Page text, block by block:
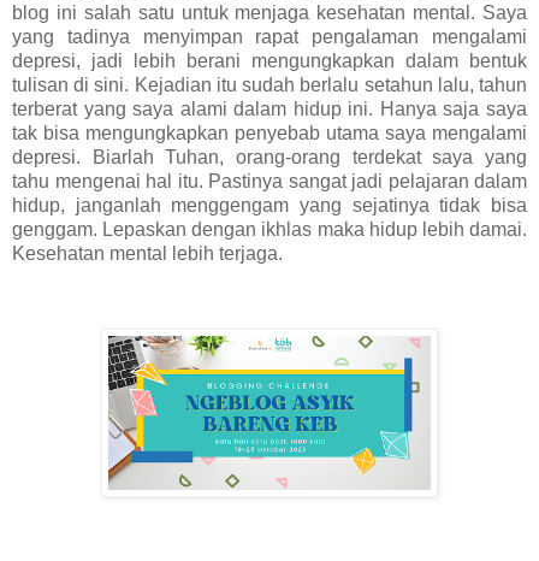
blog ini salah satu untuk menjaga kesehatan mental. Saya
yang tadinya menyimpan rapat pengalaman mengalami
depresi, jadi lebih berani mengungkapkan dalam bentuk
tulisan di sini. Kejadian itu sudah berlalu setahun lalu, tahun
terberat yang saya alami dalam hidup ini. Hanya saja saya
tak bisa mengungkapkan penyebab utama saya mengalami
depresi. Biarlah Tuhan, orang-orang terdekat saya yang
tahu mengenai hal itu. Pastinya sangat jadi pelajaran dalam
hidup, janganlah menggengam yang sejatinya tidak bisa
genggam. Lepaskan dengan ikhlas maka hidup lebih damai.
Kesehatan mental lebih terjaga.